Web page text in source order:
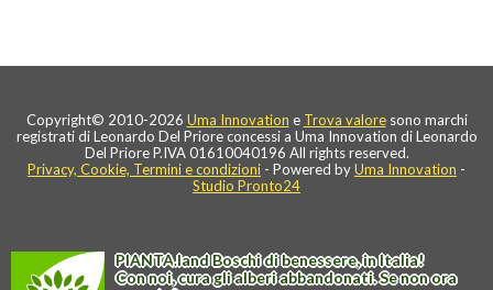
Copyright© 2010-2026 Uma Innovation e Trova valoresono marchi
registrati di Leonardo Del Priore concessi a Uma Innovation di Leonardo
Del Priore P.IVA 01610040196 All rights reserved.
Privacy, Cookie, Termini e condizioni - Powered byUma Innovation -
Studio Pronto24
PIANTA.landBoschi di benessere, in Italia!
Con noi, cura gli alberi abbandonati. Se non ora